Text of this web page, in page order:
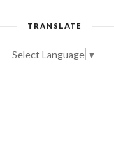
TRANSLATE
Select Language ▼